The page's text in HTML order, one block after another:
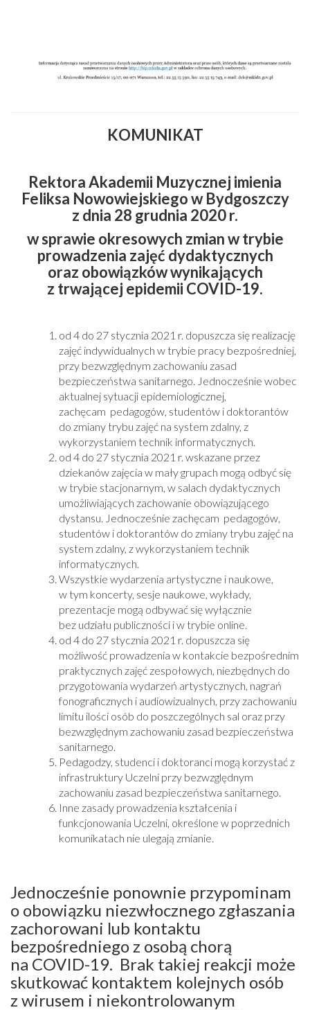
KOMUNIKAT
Rektora Akademii Muzycznej imienia
Feliksa Nowowiejskiego w Bydgoszczy
z dnia 28 grudnia 2020 r.
w sprawie okresowych zmian w trybie
prowadzenia zajęć dydaktycznych
oraz obowiązków wynikających
z trwającej epidemii COVID-19.
od 4 do 27 stycznia 2021 r. dopuszcza się realizację
zajęć indywidualnych w trybie pracy bezpośredniej,
przy bezwzględnym zachowaniu zasad
bezpieczeństwa sanitarnego. Jednocześnie wobec
aktualnej sytuacji epidemiologicznej,
zachęcam pedagogów, studentów i doktorantów
do zmiany trybu zajęć na system zdalny, z
wykorzystaniem technik informatycznych.
od 4 do 27 stycznia 2021 r. wskazane przez
dziekanów zajęcia w mały grupach mogą odbyć się
w trybie stacjonarnym, w salach dydaktycznych
umożliwiających zachowanie obowiązującego
dystansu. Jednocześnie zachęcam pedagogów,
studentów i doktorantów do zmiany trybu zajęć na
system zdalny, z wykorzystaniem technik
informatycznych.
Wszystkie wydarzenia artystyczne i naukowe,
w tym koncerty, sesje naukowe, wykłady,
prezentacje mogą odbywać się wyłącznie
bez udziału publiczności i w trybie online.
od 4 do 27 stycznia 2021 r. dopuszcza się
możliwość prowadzenia w kontakcie bezpośrednim
praktycznych zajęć zespołowych, niezbędnych do
przygotowania wydarzeń artystycznych, nagrań
fonograficznych i audiowizualnych, przy zachowaniu
limitu ilości osób do poszczególnych sal oraz przy
bezwzględnym zachowaniu zasad bezpieczeństwa
sanitarnego.
Pedagodzy, studenci i doktoranci mogą korzystać z
infrastruktury Uczelni przy bezwzględnym
zachowaniu zasad bezpieczeństwa sanitarnego.
Inne zasady prowadzenia kształcenia i
funkcjonowania Uczelni, określone w poprzednich
komunikatach nie ulegają zmianie.
Jednocześnie ponownie przypominam
o obowiązku niezwłocznego zgłaszania
zachorowani lub kontaktu
bezpośredniego z osobą chorą
na COVID-19. Brak takiej reakcji może
skutkować kontaktem kolejnych osób
z wirusem i niekontrolowanym